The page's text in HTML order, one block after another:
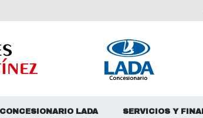
CONCESIONARIO LADA SERVICIOS Y